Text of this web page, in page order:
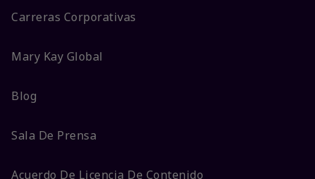
Carreras Corporativas
Mary Kay Global
Blog
Sala De Prensa
Acuerdo De Licencia De Contenido